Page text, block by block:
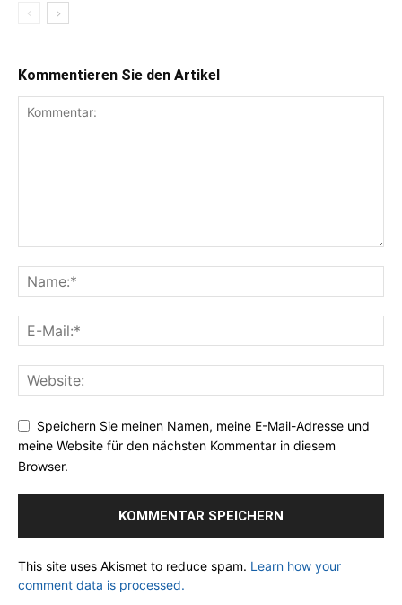
Kommentieren Sie den Artikel
Speichern Sie meinen Namen, meine E-Mail-Adresse und
meine Website für den nächsten Kommentar in diesem
Browser.
This site uses Akismet to reduce spam. Learn how your
comment data is processed.